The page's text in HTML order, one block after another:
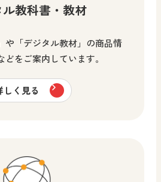
ル教科書・教材
や「デジタル教材」の商品情
をご案内しています。
しく見る